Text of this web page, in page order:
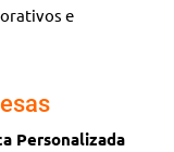
e
Personalizada